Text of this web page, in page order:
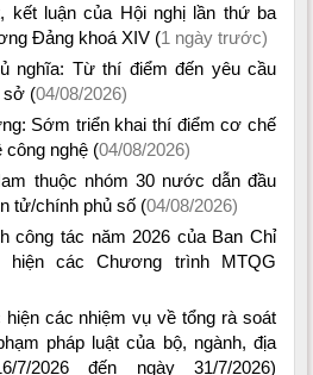
kết luận của Hội nghị lần thứ ba
Đảng khoá XIV (1 ngày trước)
nghĩa: Từ thí điểm đến yêu cầu
sở (04/08/2026)
Sớm triển khai thí điểm cơ chế
nghệ (04/08/2026)
thuộc nhóm 30 nước dẫn đầu
tử/chính phủ số (04/08/2026)
công tác năm 2026 của Ban Chỉ
các Chương trình MTQG
các nhiệm vụ về tổng rà soát
pháp luật của bộ, ngành, địa
2026 đến ngày 31/7/2026)